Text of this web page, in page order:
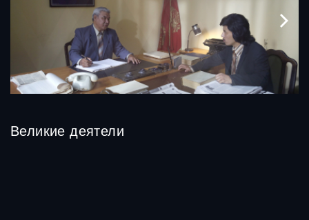
Великие деятели